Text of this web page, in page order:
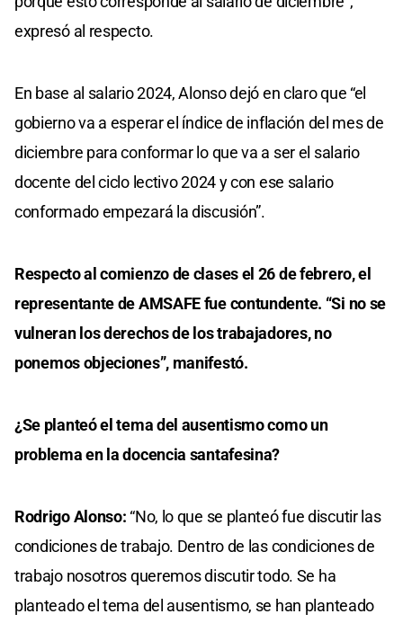
expresó al respecto.
En base al salario 2024, Alonso dejó en claro que “el
gobierno va a esperar el índice de inflación del mes de
diciembre para conformar lo que va a ser el salario
docente del ciclo lectivo 2024 y con ese salario
conformado empezará la discusión”.
Respecto al comienzo de clases el 26 de febrero, el
representante de AMSAFE fue contundente. “Si no se
vulneran los derechos de los trabajadores, no
ponemos objeciones”, manifestó.
¿Se planteó el tema del ausentismo como un
problema en la docencia santafesina?
Rodrigo Alonso: “No, lo que se planteó fue discutir las
condiciones de trabajo. Dentro de las condiciones de
trabajo nosotros queremos discutir todo. Se ha
planteado el tema del ausentismo, se han planteado